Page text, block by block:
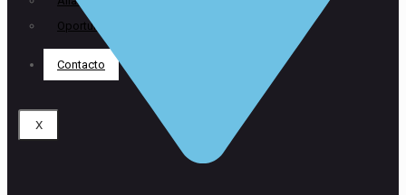
Oportunidades laborales
Contacto
X